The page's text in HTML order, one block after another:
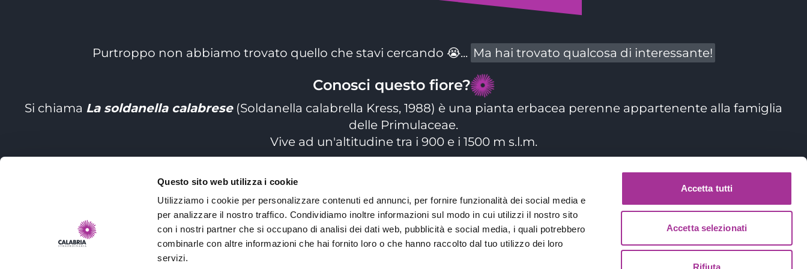
Questo sito web utilizza i cookie
Utilizziamo i cookie per personalizzare contenuti ed annunci, per fornire funzionalità dei social media e
per analizzare il nostro traffico. Condividiamo inoltre informazioni sul modo in cui utilizzi il nostro sito
con i nostri partner che si occupano di analisi dei dati web, pubblicità e social media, i quali potrebbero
combinarle con altre informazioni che hai fornito loro o che hanno raccolto dal tuo utilizzo dei loro
servizi.
Accetta tutti
Accetta selezionati
Rifiuta
Purtroppo non abbiamo trovato quello che stavi cercando 😭... Ma hai trovato qualcosa di interessante!
Conosci questo fiore?
Si chiama La soldanella calabrese(Soldanella calabrella Kress, 1988) è una pianta erbacea perenne appartenente alla famiglia
delle Primulaceae.
Vive ad un'altitudine tra i 900 e i 1500 m s.l.m.
In Italia è presente solo in Calabria sui monti della Sila
Ritorna alla Home